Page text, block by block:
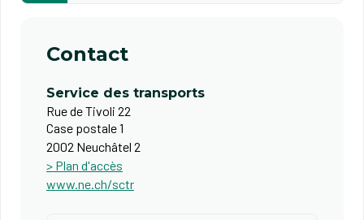
Contact
Service des transports
Rue de Tivoli 22
Case postale 1
2002 Neuchâtel 2
> Plan d'accès
www.ne.ch/sctr